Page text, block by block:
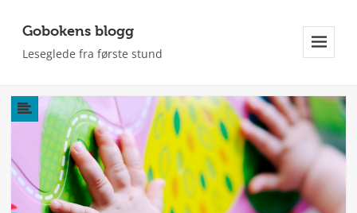
Gobokens blogg
Leseglede fra første stund
Widgeter